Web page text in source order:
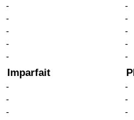
-
-
-
-
-
-
-
-
-
-
Imparfait
-
-
-
-
-
-